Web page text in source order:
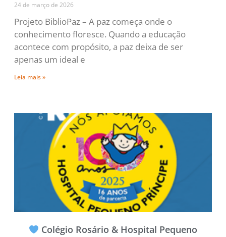
24 de março de 2026
Projeto BiblioPaz – A paz começa onde o
conhecimento floresce. Quando a educação
acontece com propósito, a paz deixa de ser
apenas um ideal e
Leia mais »
Colégio Rosário & Hospital Pequeno